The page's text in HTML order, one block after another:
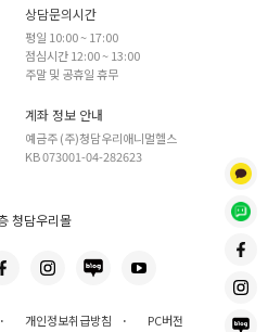
상담문의시간
평일 10:00 ~ 17:00
점심시간 12:00 ~ 13:00
주말 및 공휴일 휴무
계좌 정보 안내
예금주 (주)청담우리애니멀헬스
KB 073001-04-282623
청담우리몰
· 개인정보취급방침 · PC버전